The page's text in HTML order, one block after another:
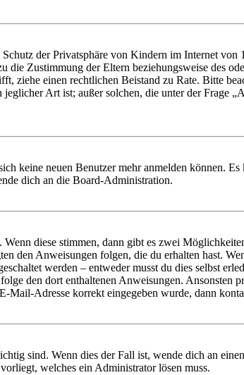
der Privatsphäre von Kindern im Internet
Zustimmung der Eltern beziehungsweise des
ziehe einen rechtlichen Beistand zu Rate. Bitte
Art ist; außer solchen, die unter der Frage
keine neuen Benutzer mehr anmelden können.
dich an die Board-Administration.
diese stimmen, dann gibt es zwei
den Anweisungen folgen, die du erhalten hast.
werden – entweder musst du dies selbst
den dort enthaltenen Anweisungen. Ansonsten
Adresse korrekt eingegeben wurde, dann
sind. Wenn dies der Fall ist, wende dich an
welches ein Administrator lösen muss.